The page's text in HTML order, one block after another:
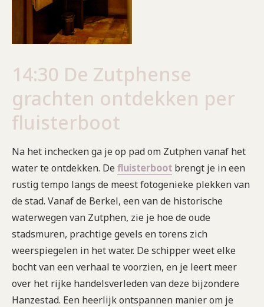
14:30 De Zutphense
grachten ontdekken per
fluisterboot
Na het inchecken ga je op pad om Zutphen vanaf het
water te ontdekken. Defluisterboot brengt je in een
rustig tempo langs de meest fotogenieke plekken van
de stad. Vanaf de Berkel, een van de historische
waterwegen van Zutphen, zie je hoe de oude
stadsmuren, prachtige gevels en torens zich
weerspiegelen in het water. De schipper weet elke
bocht van een verhaal te voorzien, en je leert meer
over het rijke handelsverleden van deze bijzondere
Hanzestad. Een heerlijk ontspannen manier om je